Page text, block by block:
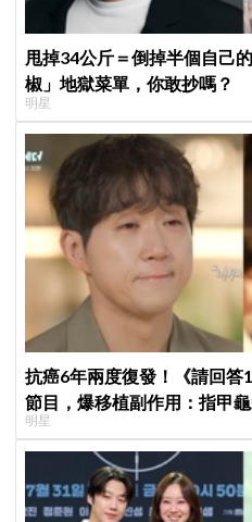
甩掉34公斤＝倒掉半個自己
椒」地獄菜單，你敢抄嗎？
明星
抗癌6年兩度復發！《請回
節目，爆移植副作用：指甲
明星